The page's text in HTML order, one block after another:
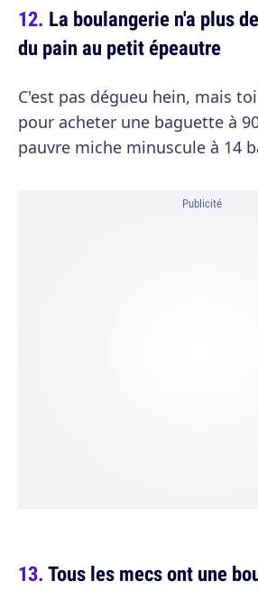
La boulangerie n'a plus
du pain au petit épeautre
C'est pas dégueu hein, mais
pour acheter une baguette à
pauvre miche minuscule à 14
Publicité
Tous les mecs ont une